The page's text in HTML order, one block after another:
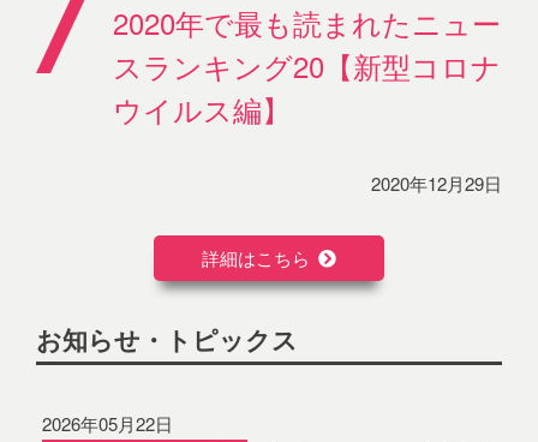
2020年で最も読まれたニュー
スランキング20【新型コロナ
ウイルス編】
2020年12月29日
詳細はこちら
お知らせ・トピックス
2026年05月22日